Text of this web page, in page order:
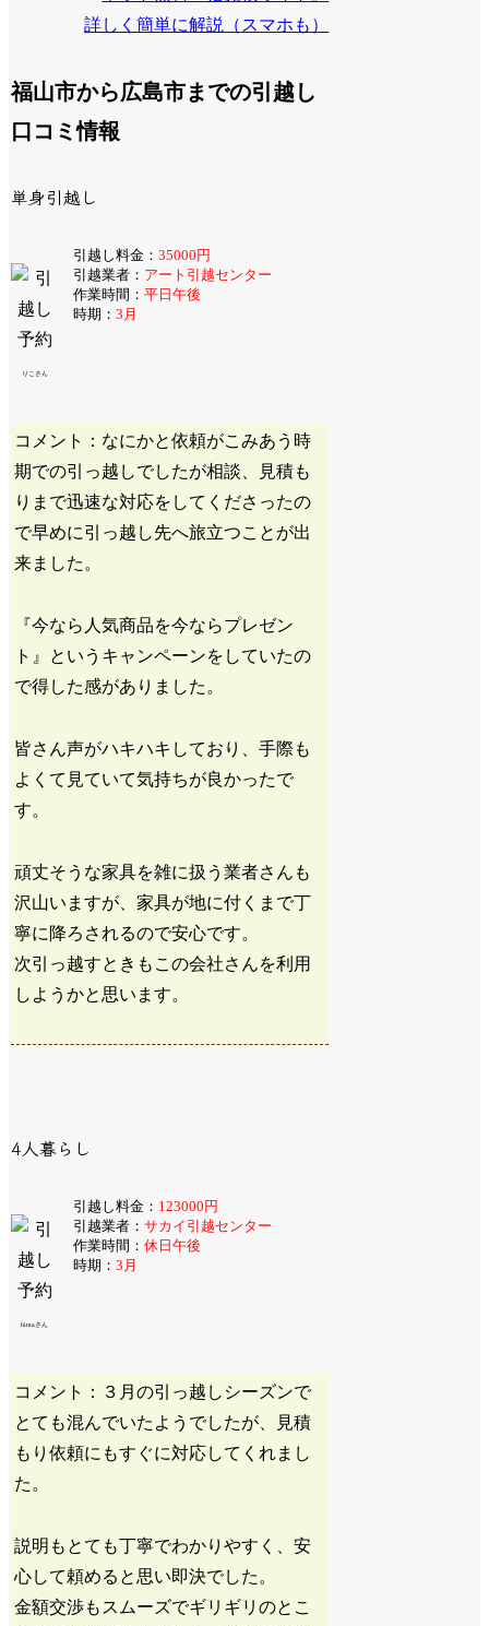
詳しく簡単に解説（スマホも）
福山市から広島市までの引越し
口コミ情報
単身引越し
りこさん
引越し料金： 35000円
引越業者： アート引越センター
作業時間： 平日午後
時期： 3月
コメント：なにかと依頼がこみあう時
期での引っ越しでしたが相談、見積も
りまで迅速な対応をしてくださったの
で早めに引っ越し先へ旅立つことが出
来ました。
『今なら人気商品を今ならプレゼン
ト』というキャンペーンをしていたの
で得した感がありました。
皆さん声がハキハキしており、手際も
よくて見ていて気持ちが良かったで
す。
頑丈そうな家具を雑に扱う業者さんも
沢山いますが、家具が地に付くまで丁
寧に降ろされるので安心です。
次引っ越すときもこの会社さんを利用
しようかと思います。
4人暮らし
himaさん
引越し料金： 123000円
引越業者： サカイ引越センター
作業時間： 休日午後
時期： 3月
コメント：３月の引っ越しシーズンで
とても混んでいたようでしたが、見積
もり依頼にもすぐに対応してくれまし
た。
説明もとても丁寧でわかりやすく、安
心して頼めると思い即決でした。
金額交渉もスムーズでギリギリのとこ